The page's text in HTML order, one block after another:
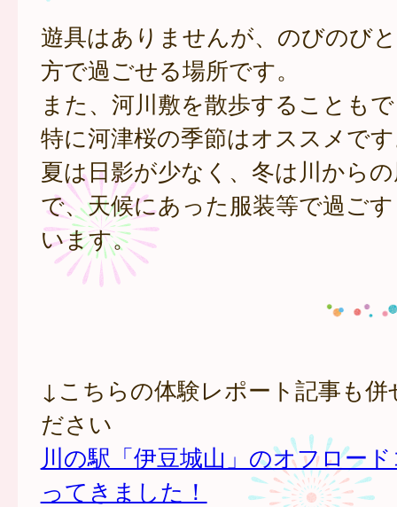
遊具はありませんが、のびのび
方で過ごせる場所です。
また、河川敷を散歩することも
特に河津桜の季節はオススメで
夏は日影が少なく、冬は川から
で、天候にあった服装等で過ご
います。
↓こちらの体験レポート記事も併
ださい
川の駅「伊豆城山」のオフロー
ってきました！